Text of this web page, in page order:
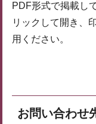
PDF形式で掲載し
リックして開き、
用ください。
お問い合わせ